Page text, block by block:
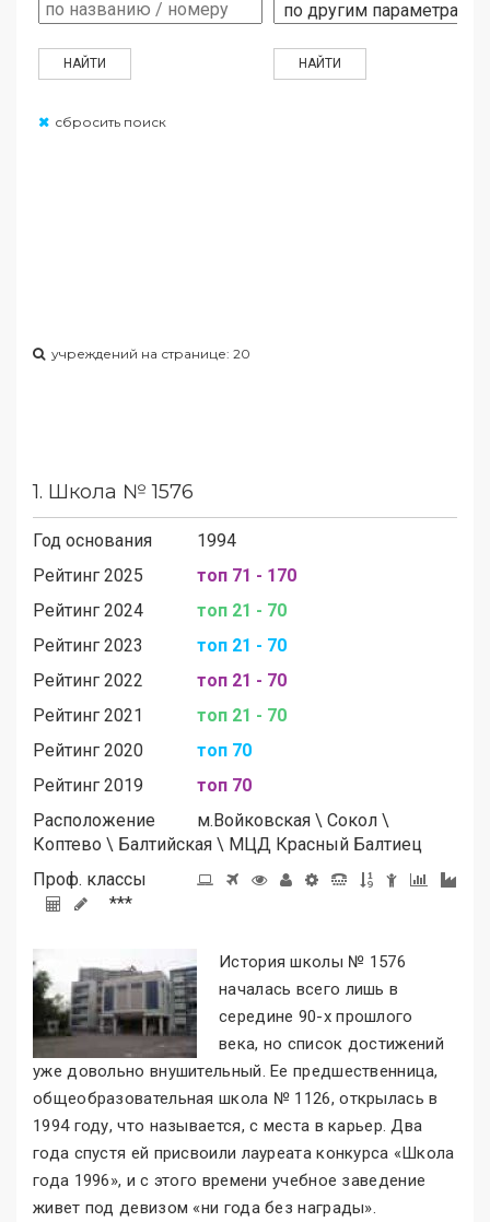
сбросить поиск
учреждений на странице: 20
1. Школа № 1576
Год основания
1994
Рейтинг 2025
топ 71 - 170
Рейтинг 2024
топ 21 - 70
Рейтинг 2023
топ 21 - 70
Рейтинг 2022
топ 21 - 70
Рейтинг 2021
топ 21 - 70
Рейтинг 2020
топ 70
Рейтинг 2019
топ 70
Расположение
м.Войковская \ Сокол \
Коптево \ Балтийская \ МЦД Красный Балтиец
Проф. классы
***
История школы № 1576
началась всего лишь в
середине 90-х прошлого
века, но список достижений
уже довольно внушительный. Ее предшественница,
общеобразовательная школа № 1126, открылась в
1994 году, что называется, с места в карьер. Два
года спустя ей присвоили лауреата конкурса «Школа
года 1996», и с этого времени учебное заведение
живет под девизом «ни года без награды».